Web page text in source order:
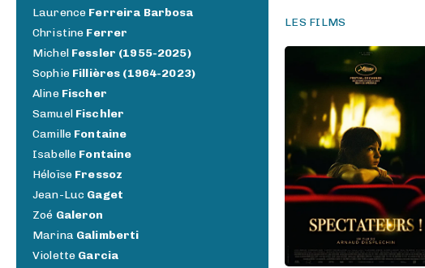
Laurence Ferreira Barbosa
Christine Ferrer
Michel Fessler (1955-2025)
Sophie Fillières (1964-2023)
Aline Fischer
Samuel Fischler
Camille Fontaine
Isabelle Fontaine
Héloïse Fressoz
Jean-Luc Gaget
Zoé Galeron
Marina Galimberti
Violette Garcia
LES FILMS